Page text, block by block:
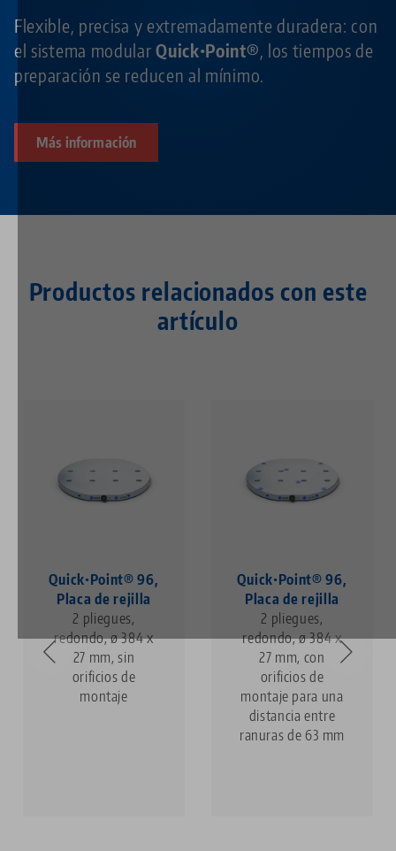
Flexible, precisa y extremadamente duradera: con
el sistema modularQuick•Point® , los tiempos de
preparación se reducen al mínimo.
Más información
Productos relacionados con este
artículo
Quick•Point® 96,
Placa de rejilla
2 pliegues,
redondo, ø 384 x
27 mm, sin
orificios de
montaje
Quick•Point® 96,
Placa de rejilla
2 pliegues,
redondo, ø 384 x
27 mm, con
orificios de
montaje para una
distancia entre
ranuras de 63 mm